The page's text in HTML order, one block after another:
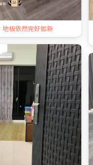
地板依然完好如新